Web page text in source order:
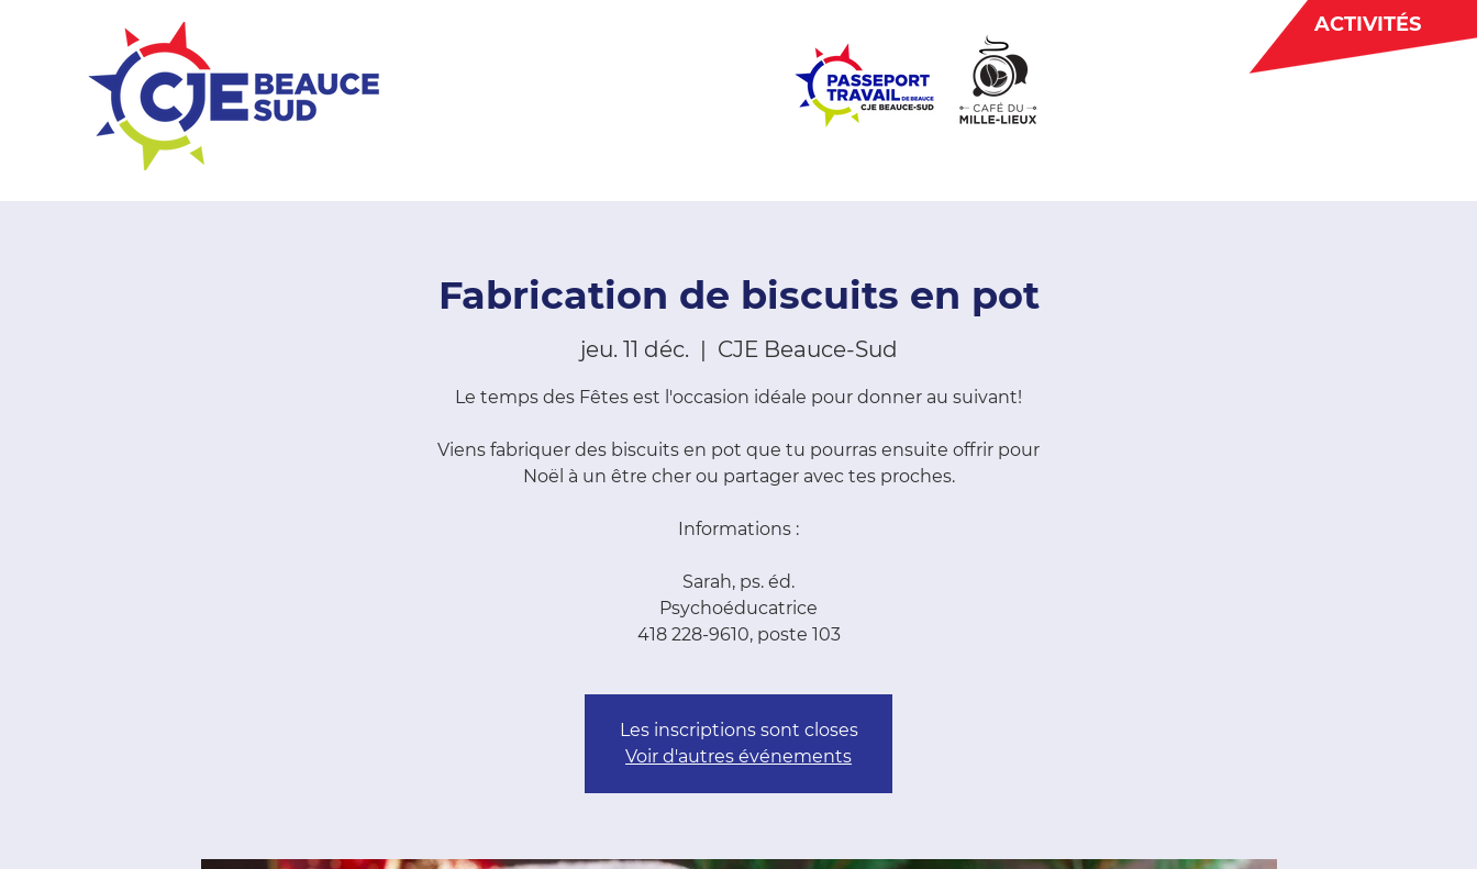
ACTIVITÉS
Fabrication de biscuits en pot
jeu. 11 déc.
  |
CJE Beauce-Sud
Le temps des Fêtes est l'occasion idéale pour donner au suivant!
Viens fabriquer des biscuits en pot que tu pourras ensuite offrir pour
Noël à un être cher ou partager avec tes proches.
Informations :
Sarah, ps. éd.
Psychoéducatrice
418 228-9610, poste 103
Les inscriptions sont closes
Voir d'autres événements